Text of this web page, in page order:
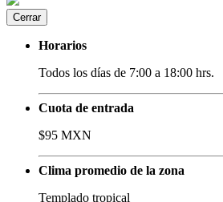
Cerrar
Horarios
Todos los días de 7:00 a 18:00 hrs.
Cuota de entrada
$95 MXN
Clima promedio de la zona
Templado tropical